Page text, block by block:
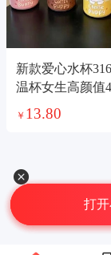
新款爱心水杯
温杯女生高颜值
量泡茶吸管杯子
￥ 13.80
©2026义
打